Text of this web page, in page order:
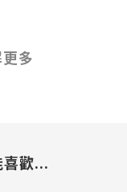
多
歡...